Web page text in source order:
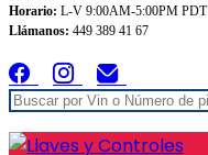
Horario: L-V 9:00AM-5:00PM PDT
Llámanos: 449 389 41 67